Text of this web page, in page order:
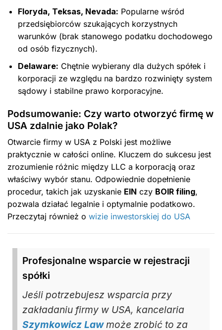
Floryda, Teksas, Nevada: Popularne wśród
przedsiębiorców szukających korzystnych
warunków (brak stanowego podatku dochodowego
od osób fizycznych).
Delaware: Chętnie wybierany dla dużych spółek i
korporacji ze względu na bardzo rozwinięty system
sądowy i stabilne prawo korporacyjne.
Podsumowanie: Czy warto otworzyć firmę w
USA zdalnie jako Polak?
Otwarcie firmy w USA z Polski jest możliwe
praktycznie w całości online. Kluczem do sukcesu jest
zrozumienie różnic między LLC a korporacją oraz
właściwy wybór stanu. Odpowiednie dopełnienie
procedur, takich jak uzyskanie EIN czy BOIR filing,
pozwala działać legalnie i optymalnie podatkowo.
Przeczytaj również o wizie inwestorskiej do USA
Profesjonalne wsparcie w rejestracji
spółki
Jeśli potrzebujesz wsparcia przy
zakładaniu firmy w USA, kancelaria
Szymkowicz Lawmoże zrobić to za